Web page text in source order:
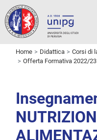
Home Didattica Corsi di
Offerta Formativa 2022/23